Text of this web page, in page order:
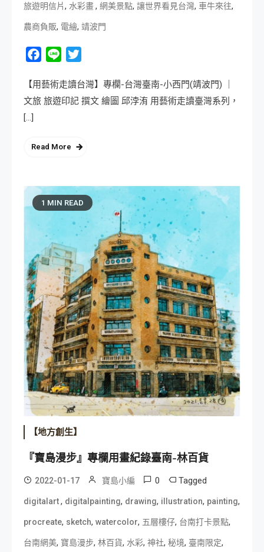
旅遊明信片, 水彩畫, 網美景點, 讓世界看見台灣, 車牛來往,
農商負販, 電繪, 靖波門
Facebook
Line
【用藝術走讀台灣】專欄-台灣臺南-小西門(靖波門) ｜
文旅 旅遊印記 撰文 繪圖 邱浡洧 用藝術走讀臺灣系列，
[…]
Read More
1 MIN READ
【地方創生】
『寶島漫步』專欄用畫紀錄臺南-林百貨
2022-01-17 寶島小編 0 Tagged
digitalart, digitalpainting, drawing, illustration, painting,
procreate, sketch, watercolor, 五層樓仔, 台南打卡景點,
台南網美, 寶島漫步, 林百貨, 水彩, 神社, 秘境, 臺南限定,